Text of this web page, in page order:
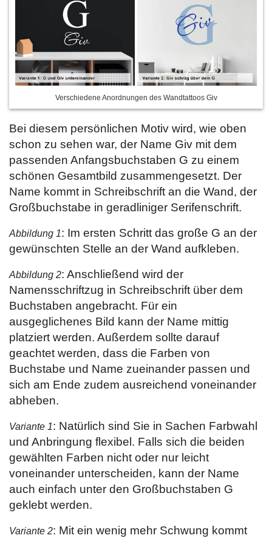
Verschiedene Anordnungen des Wandtattoos Giv
Bei diesem persönlichen Motiv wird, wie oben
schon zu sehen war, der Name Giv mit dem
passenden Anfangsbuchstaben G zu einem
schönen Gesamtbild zusammengesetzt. Der
Name kommt in Schreibschrift an die Wand, der
Großbuchstabe in geradliniger Serifenschrift.
Abbildung 1: Im ersten Schritt das große G an der
gewünschten Stelle an der Wand aufkleben.
Abbildung 2: Anschließend wird der
Namensschriftzug in Schreibschrift über dem
Buchstaben angebracht. Für ein
ausgeglichenes Bild kann der Name mittig
platziert werden. Außerdem sollte darauf
geachtet werden, dass die Farben von
Buchstabe und Name zueinander passen und
sich am Ende zudem ausreichend voneinander
abheben.
Variante 1: Natürlich sind Sie in Sachen Farbwahl
und Anbringung flexibel. Falls sich die beiden
gewählten Farben nicht oder nur leicht
voneinander unterscheiden, kann der Name
auch einfach unter den Großbuchstaben G
geklebt werden.
Variante 2: Mit ein wenig mehr Schwung kommt